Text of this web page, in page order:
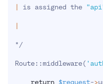
| is assigned the
|
*/
Route::middleware(
return $request->